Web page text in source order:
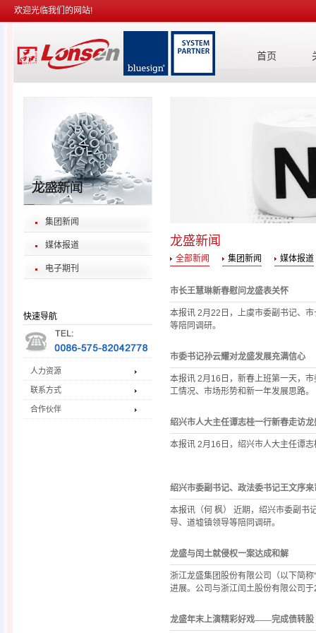
欢迎光临我们的网站!
首页
集团新闻
媒体报道
电子期刊
快速导航
人力资源
联系方式
合作伙伴
龙盛新闻
全部新闻 集团新闻 媒体报道
市长王慧琳新春慰问龙盛表关怀
本报讯 2月22日，上虞市委副书记、
等陪同调研。
市委书记孙云耀对龙盛发展充满信心
本报讯 2月16日，新春上班第一天，
工情况、市场形势和新一年发展思路。
绍兴市人大主任谭志桂一行新春走访龙
本报讯 2月16日，绍兴市人大主任谭
绍兴市委副书记、政法委书记王文序
本报讯（何 枫） 近期，绍兴市委副书
导、道墟镇领导等陪同调研。
龙盛与闰土就侵权一案达成和解
浙江龙盛集团股份有限公司（以下简
进展。公司与浙江闰土股份有限公司
龙盛年末上演精彩好戏——完成债转股